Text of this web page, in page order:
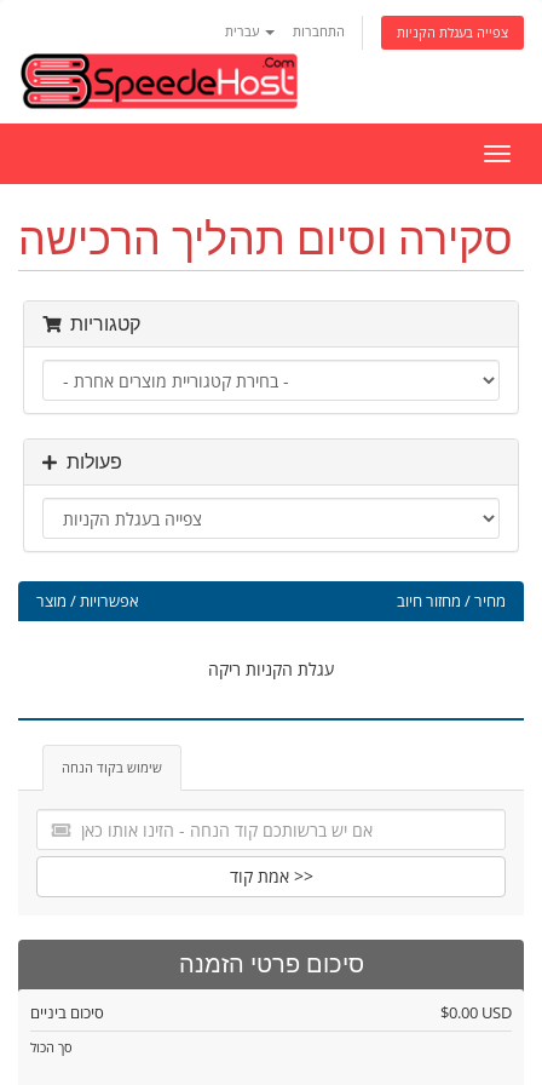
התחברות צפייה בעגלת הקניות
ניווט
סקירה וסיום תהליך הרכישה
קטגוריות
פעולות
אפשרויות / מוצר מחיר / מחזור חיוב
עגלת הקניות ריקה
שימוש בקוד הנחה
אמת קוד >>
סיכום פרטי הזמנה
סיכום ביניים $0.00 USD
סך הכול